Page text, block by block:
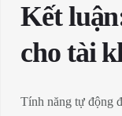
Kết
cho tài
Tính năng tự động